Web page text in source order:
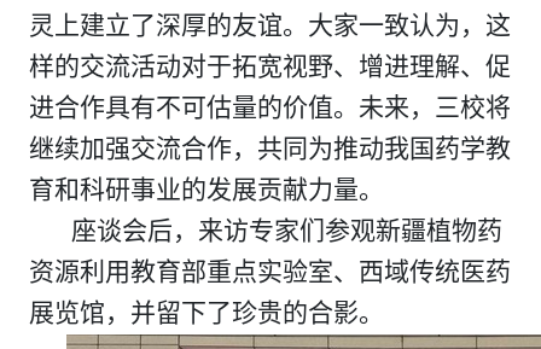
灵上建立了深厚的友谊。大家一致认为，这
样的交流活动对于拓宽视野、增进理解、促
进合作具有不可估量的价值。未来，三校将
继续加强交流合作，共同为推动我国药学教
育和科研事业的发展贡献力量。
座谈会后，来访专家们参观新疆植物药
资源利用教育部重点实验室、西域传统医药
展览馆， 并留下了珍贵的合影。